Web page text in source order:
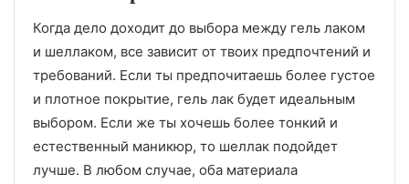
Когда дело доходит до выбора между гель лаком
и шеллаком, все зависит от твоих предпочтений и
требований. Если ты предпочитаешь более густое
и плотное покрытие, гель лак будет идеальным
выбором. Если же ты хочешь более тонкий и
естественный маникюр, то шеллак подойдет
лучше. В любом случае, оба материала